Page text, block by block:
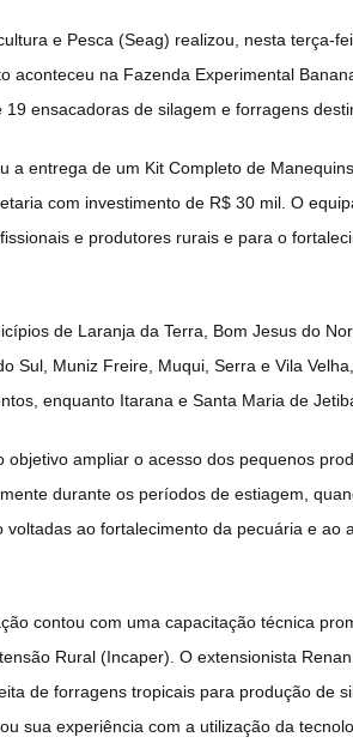
e Pesca (Seag) realizou, nesta terça-
aconteceu na Fazenda Experimental
ensacadoras de silagem e forragens
a entrega de um Kit Completo de
com investimento de R$ 30 mil. O
e produtores rurais e para o
de Laranja da Terra, Bom Jesus do
Sul, Muniz Freire, Muqui, Serra e Vila
enquanto Itarana e Santa Maria de
ampliar o acesso dos pequenos
durante os períodos de estiagem,
ao fortalecimento da pecuária e ao
contou com uma capacitação técnica
Rural (Incaper). O extensionista
de forragens tropicais para produção de
sua experiência com a utilização da